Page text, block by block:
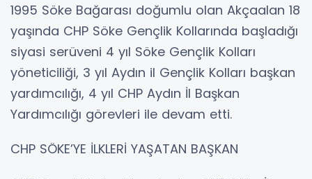
1995 Söke Bağarası doğumlu olan Akçaalan 18
yaşında CHP Söke Gençlik Kollarında başladığı
siyasi serüveni 4 yıl Söke Gençlik Kolları
yöneticiliği, 3 yıl Aydın il Gençlik Kolları başkan
yardımcılığı, 4 yıl CHP Aydın İl Başkan
Yardımcılığı görevleri ile devam etti.
CHP SÖKE’YE İLKLERİ YAŞATAN BAŞKAN